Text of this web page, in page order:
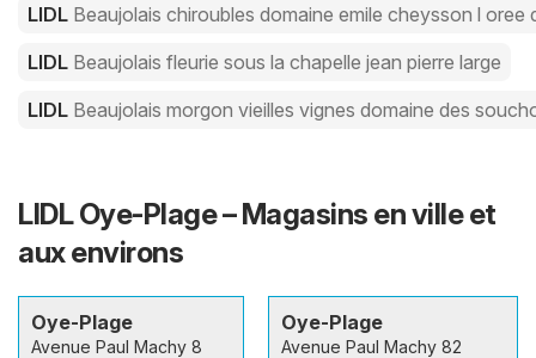
LIDL Beaujolais chiroubles domaine emile cheysson l oree
LIDL Beaujolais fleurie sous la chapelle jean pierre large
LIDL Beaujolais morgon vieilles vignes domaine des
LIDL Oye-Plage – Magasins en ville et
aux environs
Oye-Plage
Avenue Paul Machy 8
Oye-Plage
Avenue Paul Machy 82